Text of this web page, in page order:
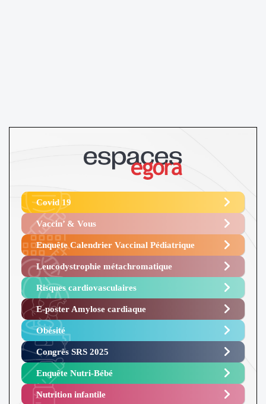
Covid 19
Vaccin’ & Vous
Enquête Calendrier Vaccinal Pédiatrique
Leucodystrophie métachromatique
Risques cardiovasculaires
E-poster Amylose cardiaque ​
Obésité ​
Congrès SRS 2025 ​
Enquête Nutri-Bébé ​
Nutrition infantile